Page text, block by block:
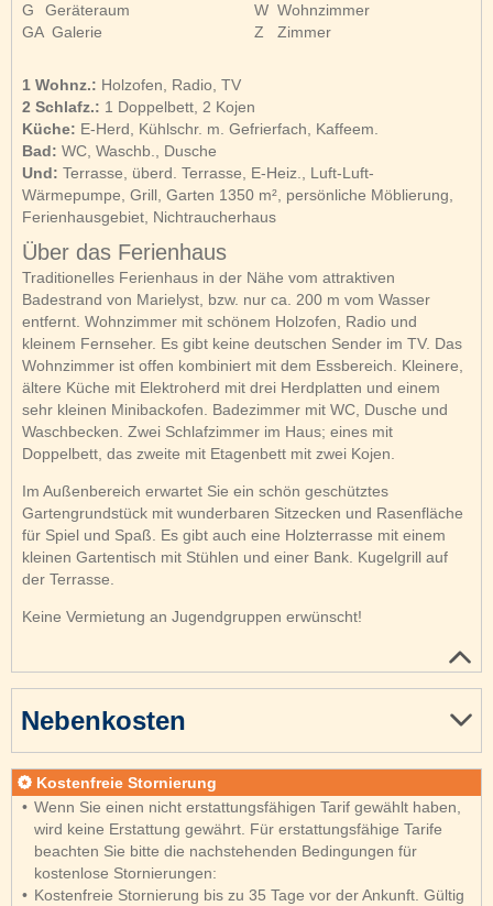
G
Geräteraum
GA Galerie
W Wohnzimmer
Z
Zimmer
1 Wohnz.: Holzofen, Radio, TV
2 Schlafz.: 1 Doppelbett, 2 Kojen
Küche: E-Herd, Kühlschr. m. Gefrierfach, Kaffeem.
Bad: WC, Waschb., Dusche
Und: Terrasse, überd. Terrasse, E-Heiz., Luft-Luft-
Wärmepumpe, Grill, Garten 1350 m², persönliche Möblierung,
Ferienhausgebiet, Nichtraucherhaus
Über das Ferienhaus
Traditionelles Ferienhaus in der Nähe vom attraktiven
Badestrand von Marielyst, bzw. nur ca. 200 m vom Wasser
entfernt. Wohnzimmer mit schönem Holzofen, Radio und
kleinem Fernseher. Es gibt keine deutschen Sender im TV. Das
Wohnzimmer ist offen kombiniert mit dem Essbereich. Kleinere,
ältere Küche mit Elektroherd mit drei Herdplatten und einem
sehr kleinen Minibackofen. Badezimmer mit WC, Dusche und
Waschbecken. Zwei Schlafzimmer im Haus; eines mit
Doppelbett, das zweite mit Etagenbett mit zwei Kojen.
Im Außenbereich erwartet Sie ein schön geschütztes
Gartengrundstück mit wunderbaren Sitzecken und Rasenfläche
für Spiel und Spaß. Es gibt auch eine Holzterrasse mit einem
kleinen Gartentisch mit Stühlen und einer Bank. Kugelgrill auf
der Terrasse.
Keine Vermietung an Jugendgruppen erwünscht!
Nebenkosten
Kostenfreie Stornierung
Wenn Sie einen nicht erstattungsfähigen Tarif gewählt haben,
wird keine Erstattung gewährt. Für erstattungsfähige Tarife
beachten Sie bitte die nachstehenden Bedingungen für
kostenlose Stornierungen:
Kostenfreie Stornierung bis zu 35 Tage vor der Ankunft. Gültig